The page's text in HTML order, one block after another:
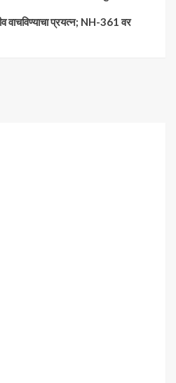
वाचविण्याचा प्रयत्न; NH-361 वर